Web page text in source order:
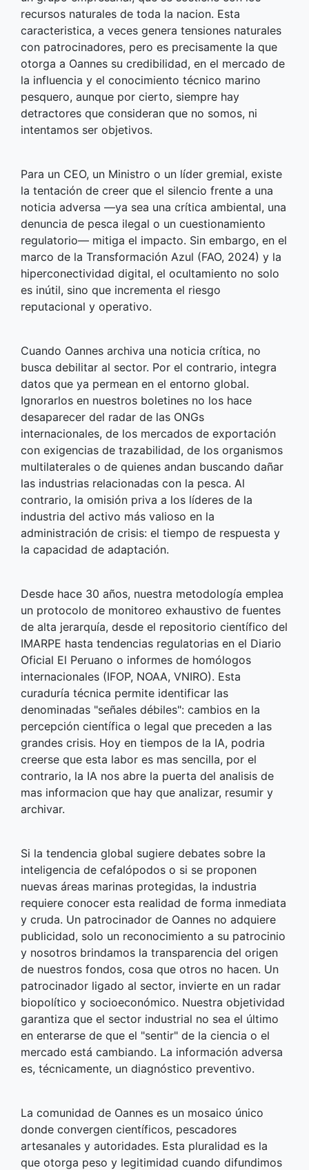
recursos naturales de toda la nacion. Esta
caracteristica, a veces genera tensiones naturales
con patrocinadores, pero es precisamente la que
otorga a Oannes su credibilidad, en el mercado de
la influencia y el conocimiento técnico marino
pesquero, aunque por cierto, siempre hay
detractores que consideran que no somos, ni
intentamos ser objetivos.
Para un CEO, un Ministro o un líder gremial, existe
la tentación de creer que el silencio frente a una
noticia adversa —ya sea una crítica ambiental, una
denuncia de pesca ilegal o un cuestionamiento
regulatorio— mitiga el impacto. Sin embargo, en el
marco de la Transformación Azul (FAO, 2024) y la
hiperconectividad digital, el ocultamiento no solo
es inútil, sino que incrementa el riesgo
reputacional y operativo.
Cuando Oannes archiva una noticia crítica, no
busca debilitar al sector. Por el contrario, integra
datos que ya permean en el entorno global.
Ignorarlos en nuestros boletines no los hace
desaparecer del radar de las ONGs
internacionales, de los mercados de exportación
con exigencias de trazabilidad, de los organismos
multilaterales o de quienes andan buscando dañar
las industrias relacionadas con la pesca. Al
contrario, la omisión priva a los líderes de la
industria del activo más valioso en la
administración de crisis: el tiempo de respuesta y
la capacidad de adaptación.
Desde hace 30 años, nuestra metodología emplea
un protocolo de monitoreo exhaustivo de fuentes
de alta jerarquía, desde el repositorio científico del
IMARPE hasta tendencias regulatorias en el Diario
Oficial El Peruano o informes de homólogos
internacionales (IFOP, NOAA, VNIRO). Esta
curaduría técnica permite identificar las
denominadas "señales débiles": cambios en la
percepción científica o legal que preceden a las
grandes crisis. Hoy en tiempos de la IA, podria
creerse que esta labor es mas sencilla, por el
contrario, la IA nos abre la puerta del analisis de
mas informacion que hay que analizar, resumir y
archivar.
Si la tendencia global sugiere debates sobre la
inteligencia de cefalópodos o si se proponen
nuevas áreas marinas protegidas, la industria
requiere conocer esta realidad de forma inmediata
y cruda. Un patrocinador de Oannes no adquiere
publicidad, solo un reconocimiento a su patrocinio
y nosotros brindamos la transparencia del origen
de nuestros fondos, cosa que otros no hacen. Un
patrocinador ligado al sector, invierte en un radar
biopolítico y socioeconómico. Nuestra objetividad
garantiza que el sector industrial no sea el último
en enterarse de que el "sentir" de la ciencia o el
mercado está cambiando. La información adversa
es, técnicamente, un diagnóstico preventivo.
La comunidad de Oannes es un mosaico único
donde convergen científicos, pescadores
artesanales y autoridades. Esta pluralidad es la
que otorga peso y legitimidad cuando difundimos